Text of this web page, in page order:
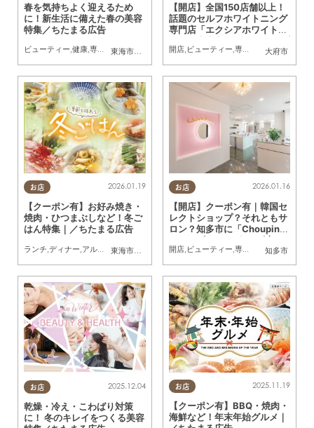
東海市
, 知多市 半田市
春を気持ちよく迎えるため
に！新生活に備えた春の美容
特集／ちたまる広告
ビューティー,健康,専門店 ,ちたまるスタイル掲載店,まとめ記事,ちたまる広告
大府市
【開店】全国150店舗以上！
話題のセルフホワイトニング
専門店「エクシアホワイトニ
ン／ちたまる広告
開店, ビューティー,専門店 ちたまる広告
お店
東海市
,大府市 知多市, 南知多町
2026.01.19
【クーポン有】お好み焼き・
焼肉・ひつまぶしなど！冬ご
はん特集｜／ちたまる広告
ランチ ディナー アルコール ,ラーメン カフェ,キッチンカー,専門店 ちたまるスタイ
お店
知多市
2026.01.16
【開店】クーポン有｜韓国セ
レクトショップ？それともサ
ロン？知多市に「Choupinet
（シュピネ）」が12/6(土)オ
ープン／ちたまる広告
開店, ビューティー 専門店 雑貨,ちたまる
お店 2025.12.04
乾燥・冷え・こわばり対策
に！ 冬のキレイをつくる美容
お店 2025.11.19
【クーポン有】BBQ・焼肉・
海鮮など！年末年始グルメ｜